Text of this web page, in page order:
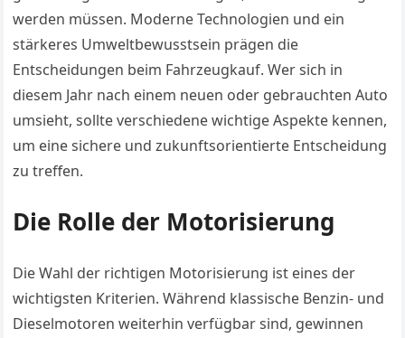
werden müssen. Moderne Technologien und ein
stärkeres Umweltbewusstsein prägen die
Entscheidungen beim Fahrzeugkauf. Wer sich in
diesem Jahr nach einem neuen oder gebrauchten Auto
umsieht, sollte verschiedene wichtige Aspekte kennen,
um eine sichere und zukunftsorientierte Entscheidung
zu treffen.
Die Rolle der Motorisierung
Die Wahl der richtigen Motorisierung ist eines der
wichtigsten Kriterien. Während klassische Benzin- und
Dieselmotoren weiterhin verfügbar sind, gewinnen